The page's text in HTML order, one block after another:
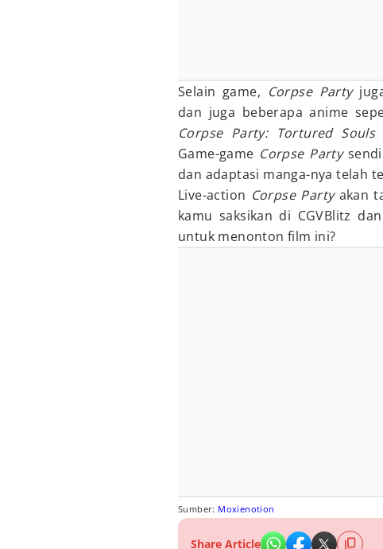
Selain game, Corpse Party
dan juga beberapa anime
Corpse Party: Tortured Souls
Game-game Corpse Party
dan adaptasi manga-nya telah
Live-action Corpse Party akan
kamu saksikan di CGVBlitz
untuk menonton film ini?
Sumber: Moxienotion
Share Article